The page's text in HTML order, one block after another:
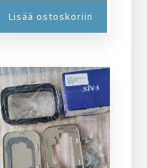
Lisää ostoskoriin